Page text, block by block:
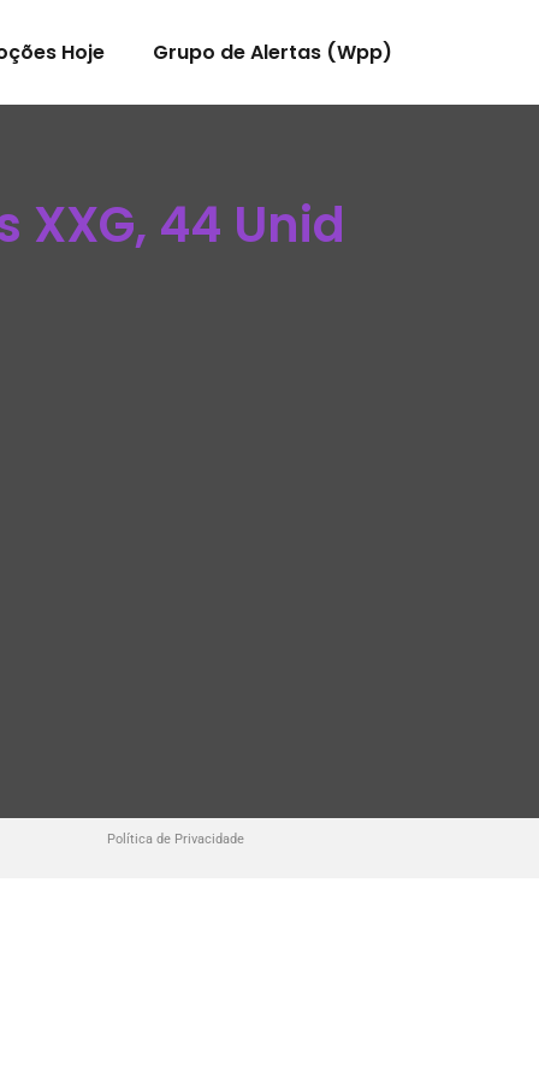
Hoje Grupo de Alertas (Wpp)
44 Unid
Política de Privacidade